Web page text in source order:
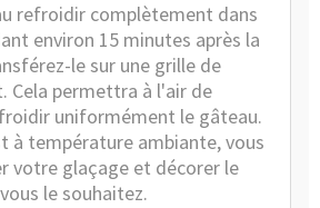
refroidir complètement dans
environ 15 minutes après la
le sur une grille de
Cela permettra à l'air de
uniformément le gâteau.
à température ambiante, vous
votre glaçage et décorer le
le souhaitez.